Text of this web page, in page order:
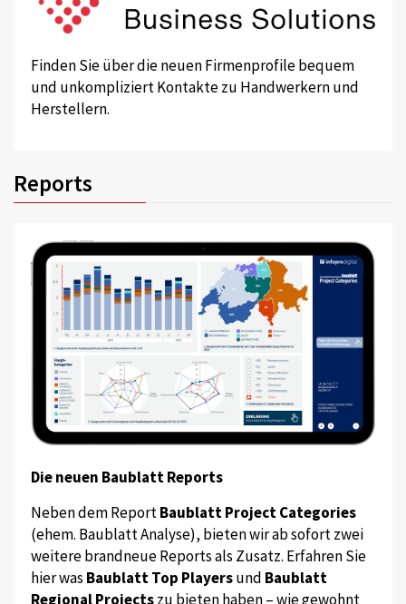
Finden Sie über die neuen Firmenprofile bequem
und unkompliziert Kontakte zu Handwerkern und
Herstellern.
Reports
Die neuen Baublatt Reports
Neben dem ReportBaublatt Project Categories
(ehem. Baublatt Analyse), bieten wir ab sofort zwei
weitere brandneue Reports als Zusatz. Erfahren Sie
hier was Baublatt Top Playersund Baublatt
Regional Projectszu bieten haben – wie gewohnt